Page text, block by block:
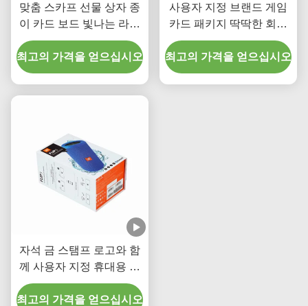
맞춤 스카프 선물 상자 종
이 카드 보드 빛나는 라미
네이션과 함께 검은 자석
상자
최고의 가격을 얻으십시오
사용자 지정 브랜드 게임
카드 패키지 딱딱한 회색
보드 녹색 자석 폐쇄 UV
로고
최고의 가격을 얻으십시오
자석 금 스탬프 로고와 함
께 사용자 지정 휴대용 전
기 스피커 포장 상자
최고의 가격을 얻으십시오